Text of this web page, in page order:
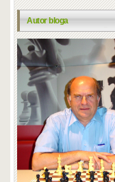
Autor bloga